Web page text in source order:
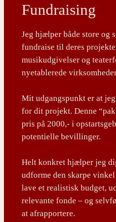
Fundraising
Jeg hjælper både store og
fundraise til deres
musikudgivelser og
nyetablerede
Mit udgangspunkt er at
for dit projekt. Denne
pris på 2000,- i
potentielle bevillinger.
Helt konkret hjælper jeg
udforme den skarpe
lave et realistisk budget,
relevante fonde – og
at afrapportere.